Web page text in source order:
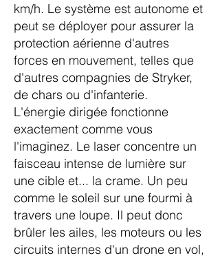
km/h. Le système est autonome et
peut se déployer pour assurer la
protection aérienne d'autres
forces en mouvement, telles que
d'autres compagnies de Stryker,
de chars ou d'infanterie.
L'énergie dirigée fonctionne
exactement comme vous
l'imaginez. Le laser concentre un
faisceau intense de lumière sur
une cible et... la crame. Un peu
comme le soleil sur une fourmi à
travers une loupe. Il peut donc
brûler les ailes, les moteurs ou les
circuits internes d'un drone en vol,